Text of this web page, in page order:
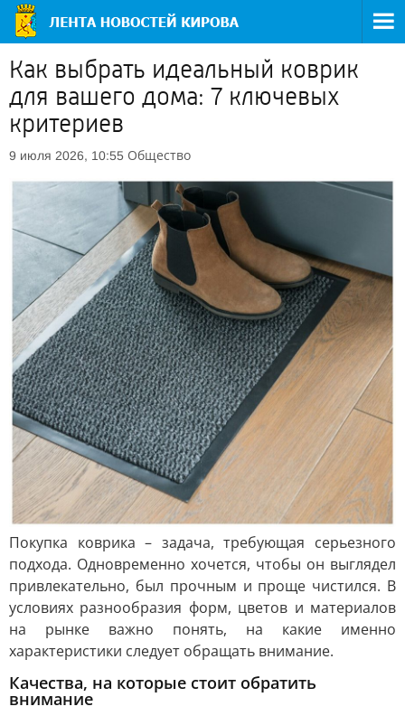
Как выбрать идеальный коврик
для вашего дома: 7 ключевых
критериев
9 июля 2026, 10:55 Общество
Покупка коврика – задача, требующая серьезного
подхода. Одновременно хочется, чтобы он выглядел
привлекательно, был прочным и проще чистился. В
условиях разнообразия форм, цветов и материалов
на рынке важно понять, на какие именно
характеристики следует обращать внимание.
Качества, на которые стоит обратить
внимание